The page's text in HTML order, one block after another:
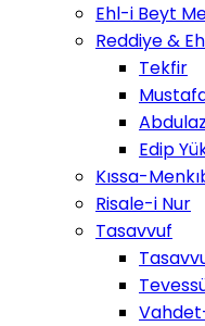
Ehl-i Beyt
Reddiye &
Tekfir
Edip
Kıssa-
Risale-i Nur
Tasavvuf